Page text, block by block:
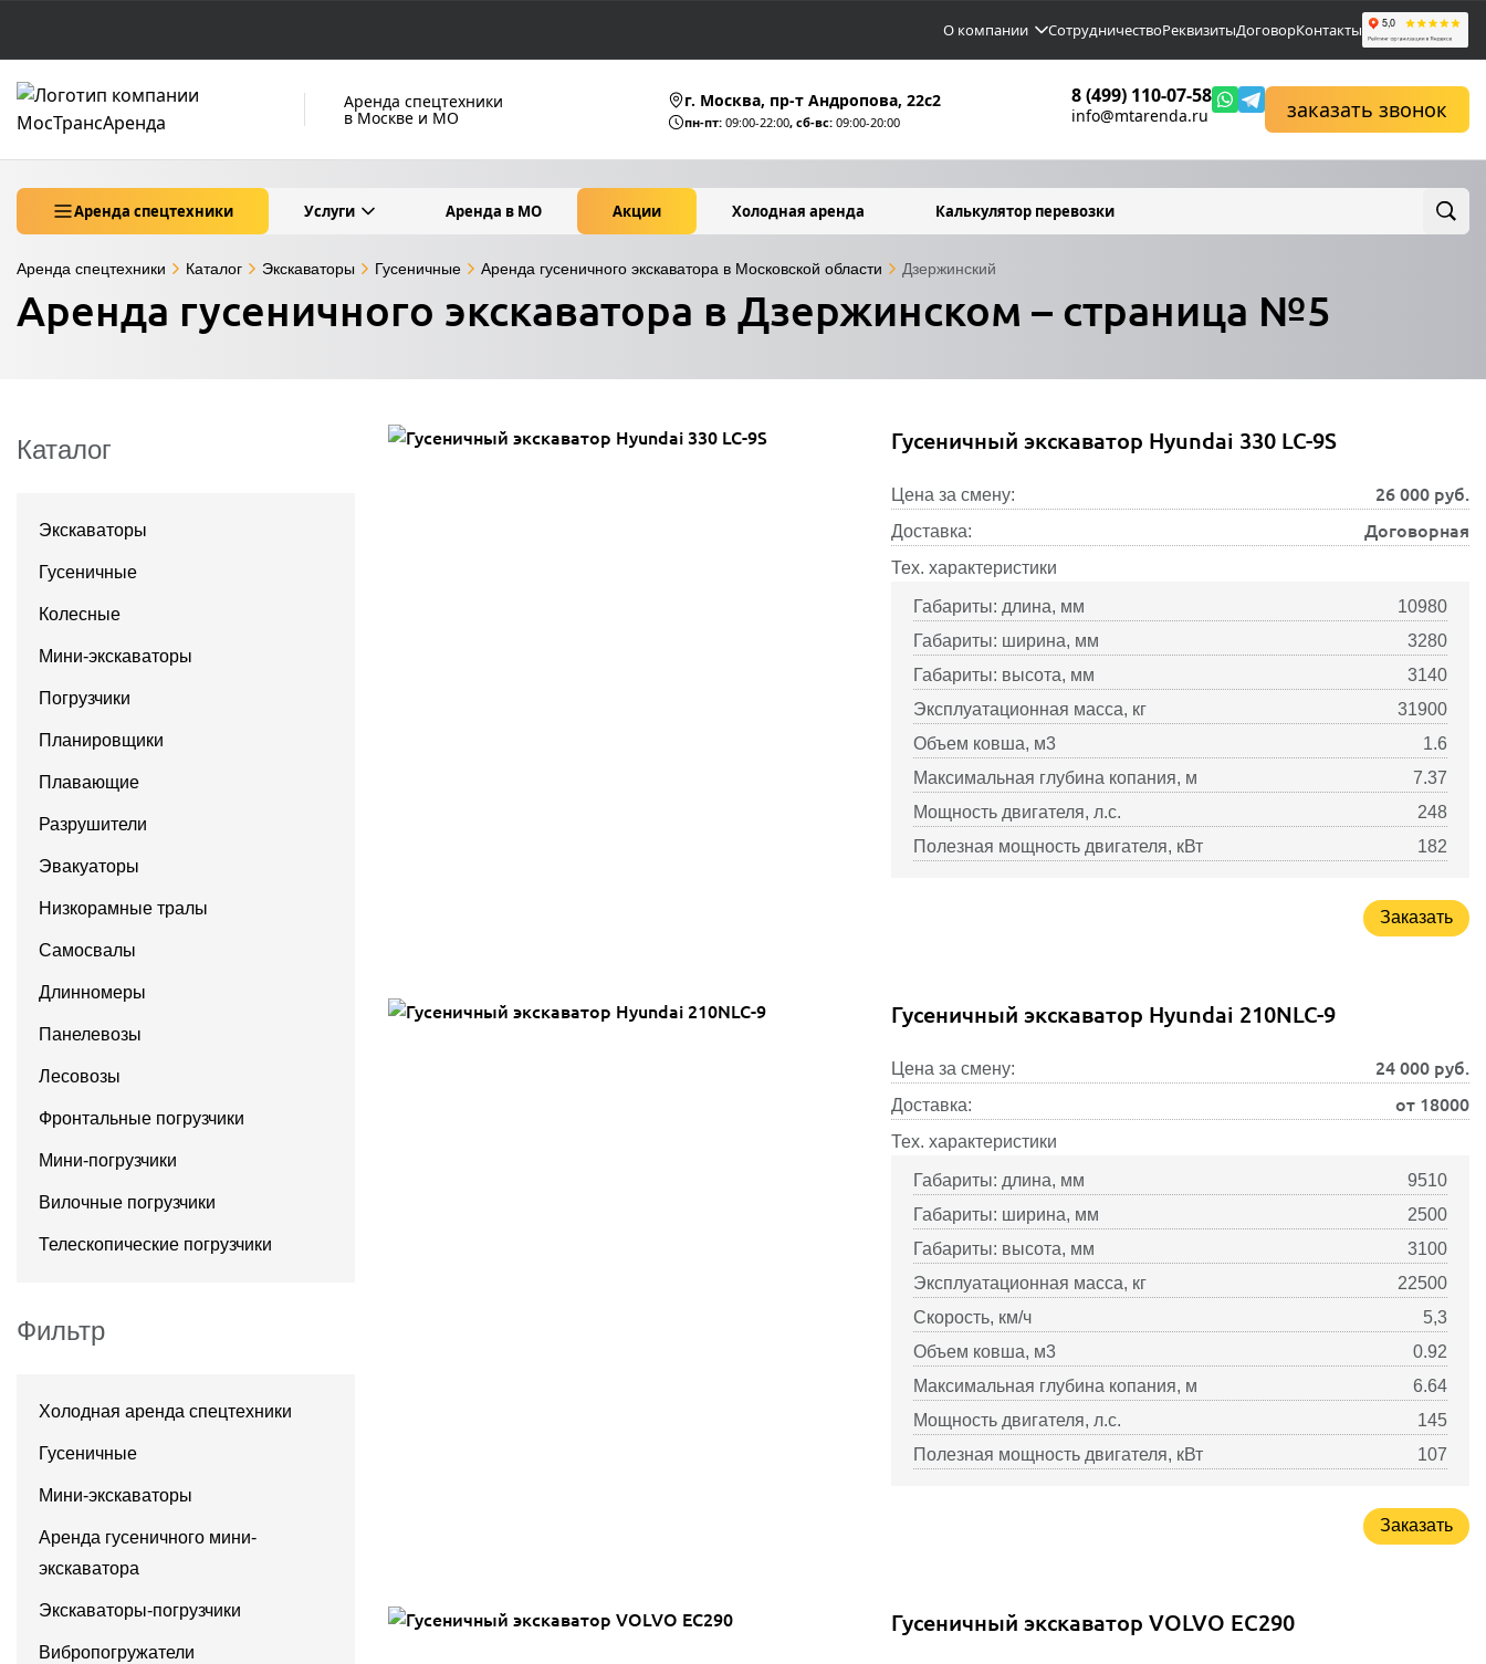
О компании СотрудничествоРеквизитыДоговорКонтакты
Аренда спецтехники
в Москве и МО
г. Москва, пр-т Андропова, 22c2
пн-пт: 09:00-22:00, сб-вс: 09:00-20:00
8 (499) 110-07-58
info@mtarenda.ru заказать звонок
Аренда спецтехники Услуги Аренда в МО Акции Холодная аренда Калькулятор перевозки
Аренда гусеничного экскаватора в Дзержинском – страница №5
Аренда спецтехники Каталог Экскаваторы Гусеничные Аренда гусеничного экскаватора в Московской области Дзержинский
Каталог
Экскаваторы
Гусеничные
Колесные
Мини-экскаваторы
Погрузчики
Планировщики
Плавающие
Разрушители
Эвакуаторы
Низкорамные тралы
Самосвалы
Длинномеры
Панелевозы
Лесовозы
Фронтальные погрузчики
Мини-погрузчики
Вилочные погрузчики
Телескопические погрузчики
Фильтр
Холодная аренда спецтехники
Гусеничные
Мини-экскаваторы
Аренда гусеничного мини-
экскаватора
Экскаваторы-погрузчики
Вибропогружатели
Гусеничный экскаватор Hyundai 330 LC-9S
Цена за смену: 26 000 руб.
Доставка: Договорная
Тех. характеристики
Габариты: длина, мм
10980
Габариты: ширина, мм
3280
Габариты: высота, мм
3140
Эксплуатационная масса, кг
31900
Объем ковша, м3
1.6
Максимальная глубина копания, м
7.37
Мощность двигателя, л.с.
248
Полезная мощность двигателя, кВт
182
Заказать
Гусеничный экскаватор Hyundai 210NLC-9
Цена за смену: 24 000 руб.
Доставка: от 18000
Тех. характеристики
Габариты: длина, мм
9510
Габариты: ширина, мм
2500
Габариты: высота, мм
3100
Эксплуатационная масса, кг
22500
Скорость, км/ч
5,3
Объем ковша, м3
0.92
Максимальная глубина копания, м
6.64
Мощность двигателя, л.с.
145
Полезная мощность двигателя, кВт
107
Заказать
Гусеничный экскаватор VOLVO EC290